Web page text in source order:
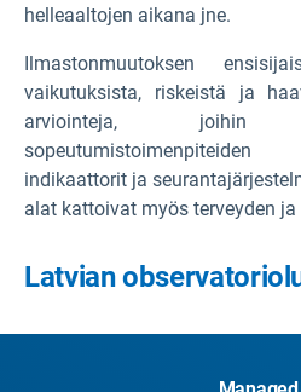
helleaaltojen aikana jne.
Ilmastonmuutoksen
vaikutuksista, riskeistä ja
arviointeja,
sopeutumistoimenpiteiden
indikaattorit ja
alat kattoivat myös terveyden
Latvian